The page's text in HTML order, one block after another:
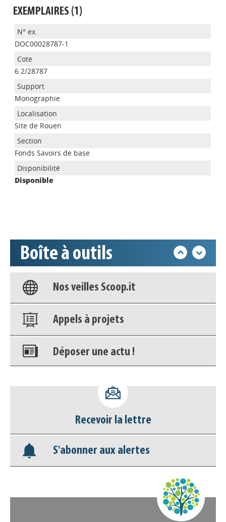
EXEMPLAIRES (1)
DOC00028787-1
6.2/28787
Monographie
Site de Rouen
Fonds Savoirs de base
Disponible
Boîte à outils
Appels à projets
Base documentaire
Nos veilles Scoop.it
Appels à projets
Déposer une actu !
déconnecter)
Base documentaire
Nos veilles Scoop.it
Recevoir la lettre
S'abonner aux alertes